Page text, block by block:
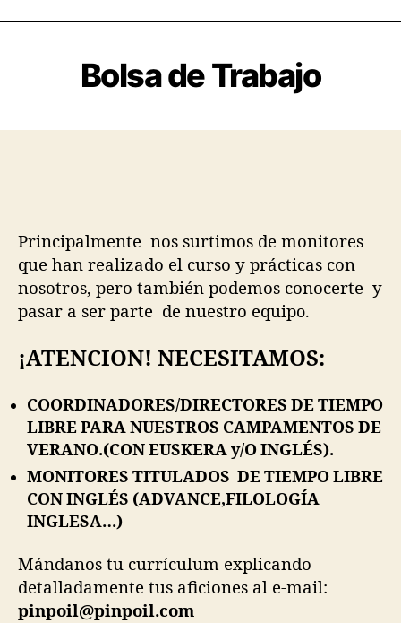
Bolsa de Trabajo
Principalmente nos surtimos de monitores
que han realizado el curso y prácticas con
nosotros, pero también podemos conocerte y
pasar a ser parte de nuestro equipo.
¡ATENCION! NECESITAMOS:
COORDINADORES/DIRECTORES DE TIEMPO
LIBRE PARA NUESTROS CAMPAMENTOS DE
VERANO.(CON EUSKERA y/O INGLÉS).
MONITORES TITULADOS DE TIEMPO LIBRE
CON INGLÉS (ADVANCE,FILOLOGÍA
INGLESA…)
Mándanos tu currículum explicando
detalladamente tus aficiones al e-mail:
pinpoil@pinpoil.com